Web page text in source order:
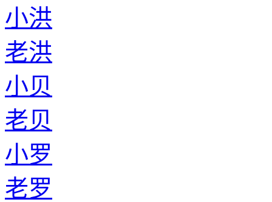
小洪
老洪
小贝
老贝
小罗
老罗